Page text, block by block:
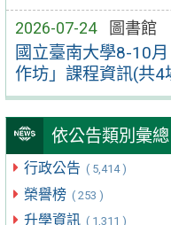
2026-07-24 圖書館
國立臺南大學8-10
作坊」課程資訊(共4
依公告類別彙總
行政公告 ( 5,414 )
榮譽榜 ( 253 )
升學資訊 ( 1,311 )